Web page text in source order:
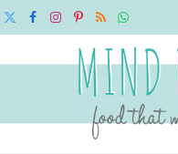
X
FacebookInstagram
Pinterest
RSSWhatsApp